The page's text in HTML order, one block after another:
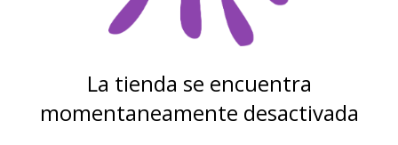
La tienda se encuentra
momentaneamente desactivada